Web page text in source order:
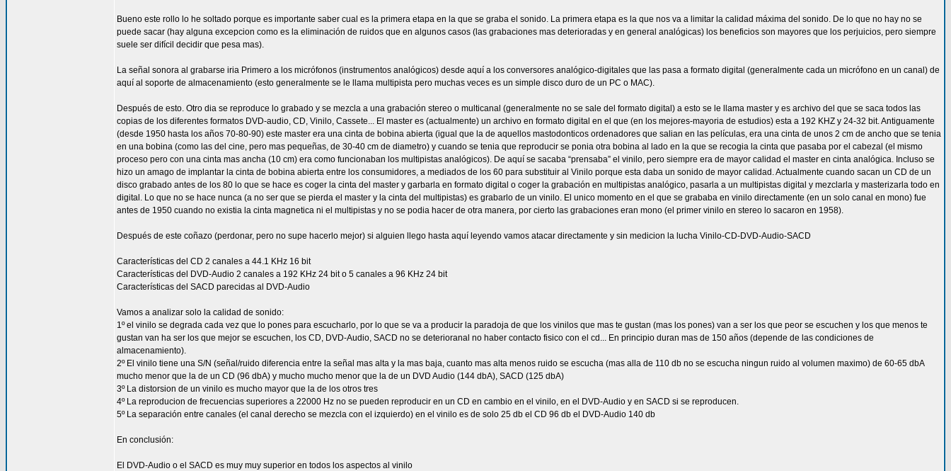
Bueno este rollo lo he soltado porque es importante saber cual es la primera etapa en la que se graba el sonido. La primera etapa es la que nos va a limitar la calidad máxima del sonido. De lo que no hay no se
puede sacar (hay alguna excepcion como es la eliminación de ruidos que en algunos casos (las grabaciones mas deterioradas y en general analógicas) los beneficios son mayores que los perjuicios, pero siempre
suele ser difícil decidir que pesa mas).
La señal sonora al grabarse iria Primero a los micrófonos (instrumentos analógicos) desde aquí a los conversores analógico-digitales que las pasa a formato digital (generalmente cada un micrófono en un canal) de
aquí al soporte de almacenamiento (esto generalmente se le llama multipista pero muchas veces es un simple disco duro de un PC o MAC).
Después de esto. Otro dia se reproduce lo grabado y se mezcla a una grabación stereo o multicanal (generalmente no se sale del formato digital) a esto se le llama master y es archivo del que se saca todos las
copias de los diferentes formatos DVD-audio, CD, Vinilo, Cassete... El master es (actualmente) un archivo en formato digital en el que (en los mejores-mayoria de estudios) esta a 192 KHZ y 24-32 bit. Antiguamente
(desde 1950 hasta los años 70-80-90) este master era una cinta de bobina abierta (igual que la de aquellos mastodonticos ordenadores que salian en las películas, era una cinta de unos 2 cm de ancho que se tenia
en una bobina (como las del cine, pero mas pequeñas, de 30-40 cm de diametro) y cuando se tenia que reproducir se ponia otra bobina al lado en la que se recogia la cinta que pasaba por el cabezal (el mismo
proceso pero con una cinta mas ancha (10 cm) era como funcionaban los multipistas analógicos). De aquí se sacaba “prensaba” el vinilo, pero siempre era de mayor calidad el master en cinta analógica. Incluso se
hizo un amago de implantar la cinta de bobina abierta entre los consumidores, a mediados de los 60 para substituir al Vinilo porque esta daba un sonido de mayor calidad. Actualmente cuando sacan un CD de un
disco grabado antes de los 80 lo que se hace es coger la cinta del master y garbarla en formato digital o coger la grabación en multipistas analógico, pasarla a un multipistas digital y mezclarla y masterizarla todo en
digital. Lo que no se hace nunca (a no ser que se pierda el master y la cinta del multipistas) es grabarlo de un vinilo. El unico momento en el que se grababa en vinilo directamente (en un solo canal en mono) fue
antes de 1950 cuando no existia la cinta magnetica ni el multipistas y no se podia hacer de otra manera, por cierto las grabaciones eran mono (el primer vinilo en stereo lo sacaron en 1958).
Después de este coñazo (perdonar, pero no supe hacerlo mejor) si alguien llego hasta aquí leyendo vamos atacar directamente y sin medicion la lucha Vinilo-CD-DVD-Audio-SACD
Características del CD 2 canales a 44.1 KHz 16 bit
Características del DVD-Audio 2 canales a 192 KHz 24 bit o 5 canales a 96 KHz 24 bit
Características del SACD parecidas al DVD-Audio
Vamos a analizar solo la calidad de sonido:
1º el vinilo se degrada cada vez que lo pones para escucharlo, por lo que se va a producir la paradoja de que los vinilos que mas te gustan (mas los pones) van a ser los que peor se escuchen y los que menos te
gustan van ha ser los que mejor se escuchen, los CD, DVD-Audio, SACD no se deterioranal no haber contacto fisico con el cd... En principio duran mas de 150 años (depende de las condiciones de
almacenamiento).
2º El vinilo tiene una S/N (señal/ruido diferencia entre la señal mas alta y la mas baja, cuanto mas alta menos ruido se escucha (mas alla de 110 db no se escucha ningun ruido al volumen maximo) de 60-65 dbA
mucho menor que la de un CD (96 dbA) y mucho mucho menor que la de un DVD Audio (144 dbA), SACD (125 dbA)
3º La distorsion de un vinilo es mucho mayor que la de los otros tres
4º La reproducion de frecuencias superiores a 22000 Hz no se pueden reproducir en un CD en cambio en el vinilo, en el DVD-Audio y en SACD si se reproducen.
5º La separación entre canales (el canal derecho se mezcla con el izquierdo) en el vinilo es de solo 25 db el CD 96 db el DVD-Audio 140 db
En conclusión:
El DVD-Audio o el SACD es muy muy superior en todos los aspectos al vinilo